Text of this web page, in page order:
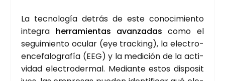
La tec­no­lo­gía detrás de este cono­ci­mien­to
inte­gra herra­mien­tas avan­za­das como el
segui­mien­to ocu­lar (eye trac­king), la elec­tro­
en­ce­fa­lo­gra­fía (EEG) y la medi­ción de la acti­
vi­dad elec­tro­der­mal. Median­te estos dis­po­si­t